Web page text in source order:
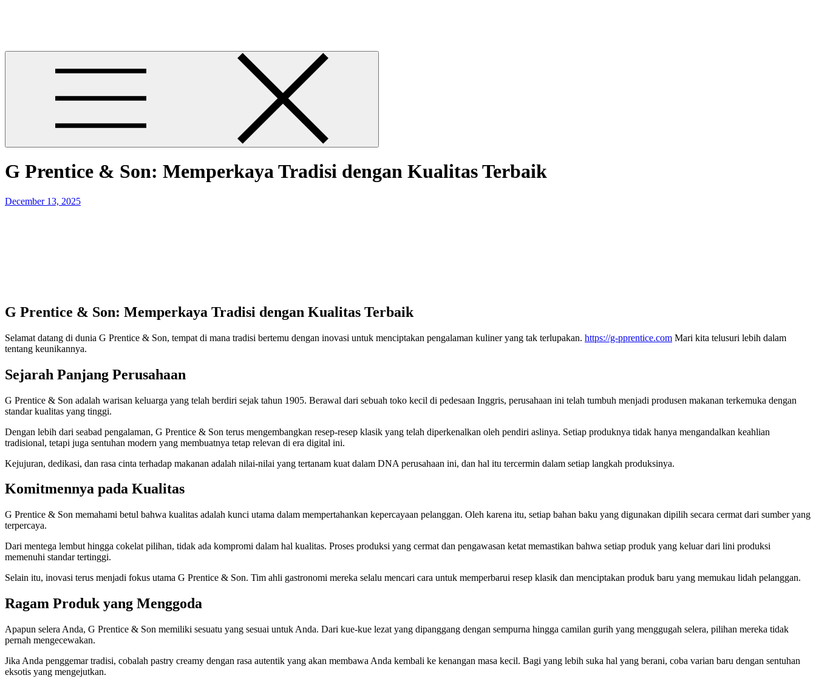
G Prentice & Son: Memperkaya Tradisi dengan Kualitas Terbaik
Posted
December 13, 2025
G Prentice & Son: Memperkaya Tradisi dengan Kualitas Terbaik
Selamat datang di dunia G Prentice & Son, tempat di mana tradisi bertemu dengan inovasi untuk menciptakan pengalaman kuliner yang tak terlupakan. https://g-pprentice.com Mari kita telusuri lebih dalam
tentang keunikannya.
Sejarah Panjang Perusahaan
G Prentice & Son adalah warisan keluarga yang telah berdiri sejak tahun 1905. Berawal dari sebuah toko kecil di pedesaan Inggris, perusahaan ini telah tumbuh menjadi produsen makanan terkemuka dengan
standar kualitas yang tinggi.
Dengan lebih dari seabad pengalaman, G Prentice & Son terus mengembangkan resep-resep klasik yang telah diperkenalkan oleh pendiri aslinya. Setiap produknya tidak hanya mengandalkan keahlian
tradisional, tetapi juga sentuhan modern yang membuatnya tetap relevan di era digital ini.
Kejujuran, dedikasi, dan rasa cinta terhadap makanan adalah nilai-nilai yang tertanam kuat dalam DNA perusahaan ini, dan hal itu tercermin dalam setiap langkah produksinya.
Komitmennya pada Kualitas
G Prentice & Son memahami betul bahwa kualitas adalah kunci utama dalam mempertahankan kepercayaan pelanggan. Oleh karena itu, setiap bahan baku yang digunakan dipilih secara cermat dari sumber yang
terpercaya.
Dari mentega lembut hingga cokelat pilihan, tidak ada kompromi dalam hal kualitas. Proses produksi yang cermat dan pengawasan ketat memastikan bahwa setiap produk yang keluar dari lini produksi
memenuhi standar tertinggi.
Selain itu, inovasi terus menjadi fokus utama G Prentice & Son. Tim ahli gastronomi mereka selalu mencari cara untuk memperbarui resep klasik dan menciptakan produk baru yang memukau lidah pelanggan.
Ragam Produk yang Menggoda
Apapun selera Anda, G Prentice & Son memiliki sesuatu yang sesuai untuk Anda. Dari kue-kue lezat yang dipanggang dengan sempurna hingga camilan gurih yang menggugah selera, pilihan mereka tidak
pernah mengecewakan.
Jika Anda penggemar tradisi, cobalah pastry creamy dengan rasa autentik yang akan membawa Anda kembali ke kenangan masa kecil. Bagi yang lebih suka hal yang berani, coba varian baru dengan sentuhan
eksotis yang mengejutkan.